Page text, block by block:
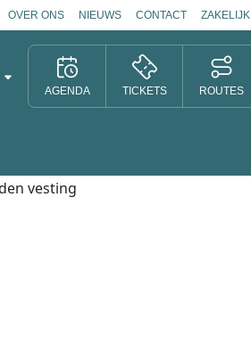
OVER ONS NIEUWS CONTACT ZAKELIJK
AGENDA TICKETS ROUTES